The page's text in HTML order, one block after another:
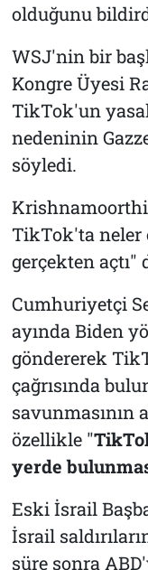
olduğunu
WSJ'nin bir
Kongre Üyesi
TikTok'un
nedeninin
söyledi.
TikTok'ta neler
gerçekten açtı"
Cumhuriyetçi
ayında Biden
göndererek
çağrısında
savunmasının
özellikle "
yerde
Eski İsrail
İsrail
süre sonra